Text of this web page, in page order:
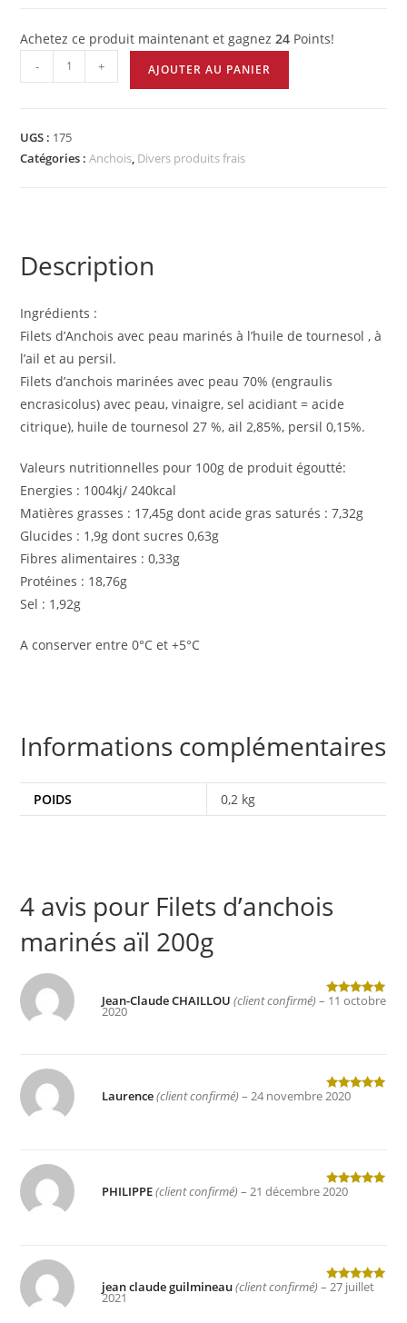
Achetez ce produit maintenant et gagnez24 Points!
- + AJOUTER AU PANIER
UGS : 175
Catégories :Anchois, Divers produits frais
Description
Ingrédients :
Filets d’Anchois avec peau marinés à l’huile de tournesol , à
l’ail et au persil.
Filets d’anchois marinées avec peau 70% (engraulis
encrasicolus) avec peau, vinaigre, sel acidiant = acide
citrique), huile de tournesol 27 %, ail 2,85%, persil 0,15%.
Valeurs nutritionnelles pour 100g de produit égoutté:
Energies : 1004kj/ 240kcal
Matières grasses : 17,45g dont acide gras saturés : 7,32g
Glucides : 1,9g dont sucres 0,63g
Fibres alimentaires : 0,33g
Protéines : 18,76g
Sel : 1,92g
A conserver entre 0°C et +5°C
Informations complémentaires
POIDS 0,2 kg
4 avis pour Filets d’anchois
marinés aïl 200g
Note5sur
Jean-Claude CHAILLOU(client confirmé) – 11 octobre
2020
Note
Laurence(client confirmé) – 24 novembre 2020
Note
PHILIPPE(client confirmé) – 21 décembre 2020
Note5sur
jean claude guilmineau(client confirmé) – 27 juillet
2021